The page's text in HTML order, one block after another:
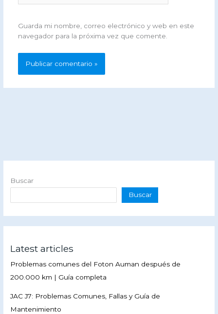
Guarda mi nombre, correo electrónico y web en este
navegador para la próxima vez que comente.
Buscar
Buscar
Latest articles
Problemas comunes del Foton Auman después de
200.000 km | Guía completa
JAC J7: Problemas Comunes, Fallas y Guía de
Mantenimiento